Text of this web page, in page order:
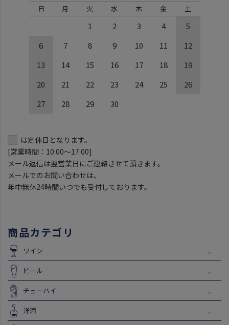
日 月 火 水 木 金 土
1 2 3 4
5
6
7 8 9 10 11
12
13
14 15 16 17 18
19
20
21 22 23 24 25
26
27
28 29 30
は定休日となります。
[営業時間：10:00～17:00]
メール返信は翌営業日にご連絡させて頂きます。
メールでのお問い合わせは、
年中無休24時間いつでも受付しております。
商品カテゴリ
ワイン
ビール
チューハイ
洋酒